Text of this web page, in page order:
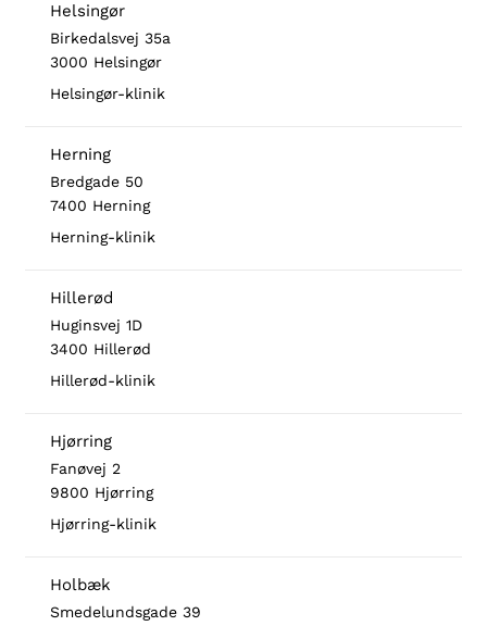
Helsingør
Birkedalsvej 35a
3000 Helsingør
Helsingør-klinik
Herning
Bredgade 50
7400 Herning
Herning-klinik
Hillerød
Huginsvej 1D
3400 Hillerød
Hillerød-klinik
Hjørring
Fanøvej 2
9800 Hjørring
Hjørring-klinik
Holbæk
Smedelundsgade 39